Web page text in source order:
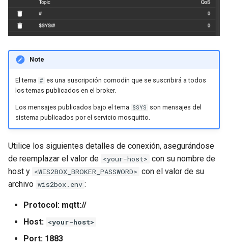
Note
El tema # es una suscripción comodín que se suscribirá a todos
los temas publicados en el broker.
Los mensajes publicados bajo el tema $SYS son mensajes del
sistema publicados por el servicio mosquitto.
Utilice los siguientes detalles de conexión, asegurándose
de reemplazar el valor de <your-host> con su nombre de
host y <WIS2BOX_BROKER_PASSWORD> con el valor de su
archivo wis2box.env :
Protocol: mqtt://
Host: <your-host>
Port: 1883